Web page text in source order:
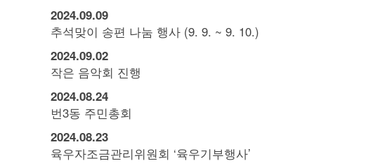
2024.09.09
추석맞이 송편 나눔 행사 (9. 9. ~ 9. 10.)
2024.09.02
작은 음악회 진행
2024.08.24
번3동 주민총회
2024.08.23
육우자조금관리위원회 ‘육우기부행사’